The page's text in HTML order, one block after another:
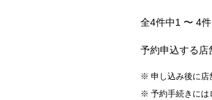
全4件中1 〜 4
予約申込する店
申し込み後に店
予約手続きには